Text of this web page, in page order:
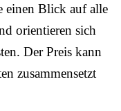
einen Blick auf alle
orientieren sich
Der Preis kann
zusammensetzt